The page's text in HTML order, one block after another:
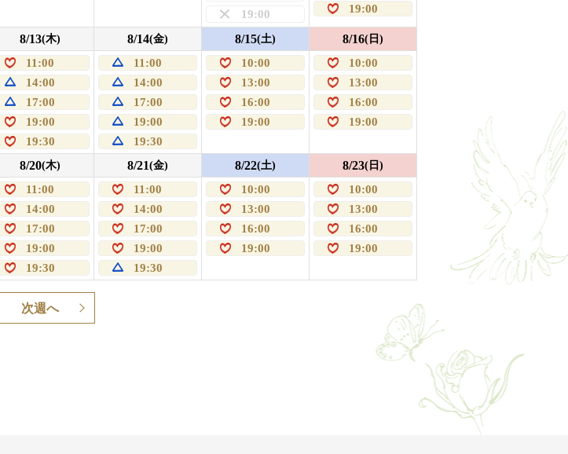
19:00
19:00
8/13(木)
11:00
14:00
17:00
19:00
19:30
8/14(金)
11:00
14:00
17:00
19:00
19:30
8/15(土)
10:00
13:00
16:00
19:00
8/16(日)
10:00
13:00
16:00
19:00
8/20(木)
11:00
14:00
17:00
19:00
19:30
8/21(金)
11:00
14:00
17:00
19:00
19:30
8/22(土)
10:00
13:00
16:00
19:00
8/23(日)
10:00
13:00
16:00
19:00
次週へ